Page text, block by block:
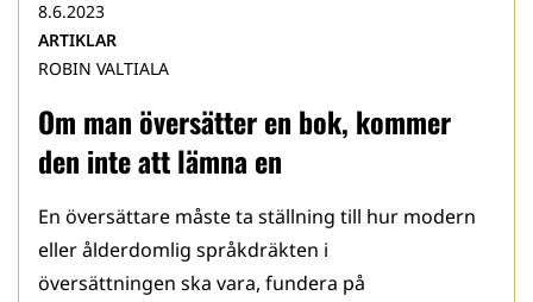
Om man översätter en bok, kommer
den inte att lämna en
8.6.2023
ARTIKLAR
ROBIN VALTIALA
En översättare måste ta ställning till hur modern
eller ålderdomlig språkdräkten i
översättningen ska vara, fundera på